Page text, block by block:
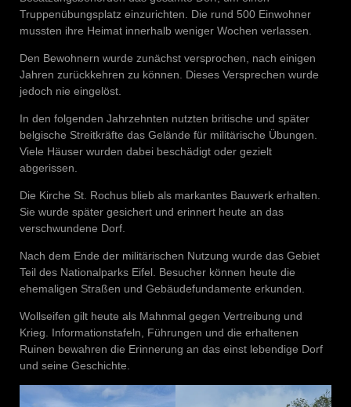
Truppenübungsplatz einzurichten. Die rund 500 Einwohner
mussten ihre Heimat innerhalb weniger Wochen verlassen.
Den Bewohnern wurde zunächst versprochen, nach einigen
Jahren zurückkehren zu können. Dieses Versprechen wurde
jedoch nie eingelöst.
In den folgenden Jahrzehnten nutzten britische und später
belgische Streitkräfte das Gelände für militärische Übungen.
Viele Häuser wurden dabei beschädigt oder gezielt
abgerissen.
Die Kirche St. Rochus blieb als markantes Bauwerk erhalten.
Sie wurde später gesichert und erinnert heute an das
verschwundene Dorf.
Nach dem Ende der militärischen Nutzung wurde das Gebiet
Teil des Nationalparks Eifel. Besucher können heute die
ehemaligen Straßen und Gebäudefundamente erkunden.
Wollseifen gilt heute als Mahnmal gegen Vertreibung und
Krieg. Informationstafeln, Führungen und die erhaltenen
Ruinen bewahren die Erinnerung an das einst lebendige Dorf
und seine Geschichte.